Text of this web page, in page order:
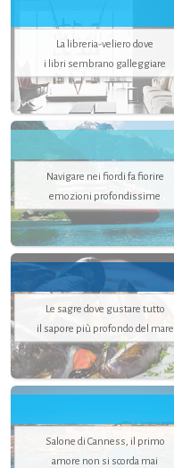
La libreria-veliero dove
i libri sembrano galleggiare
Navigare nei fiordi fa fiorire
emozioni profondissime
Le sagre dove gustare tutto
il sapore più profondo del mare
Salone di Canness, il primo
amore non si scorda mai